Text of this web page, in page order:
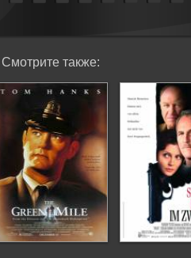
Смотрите также: